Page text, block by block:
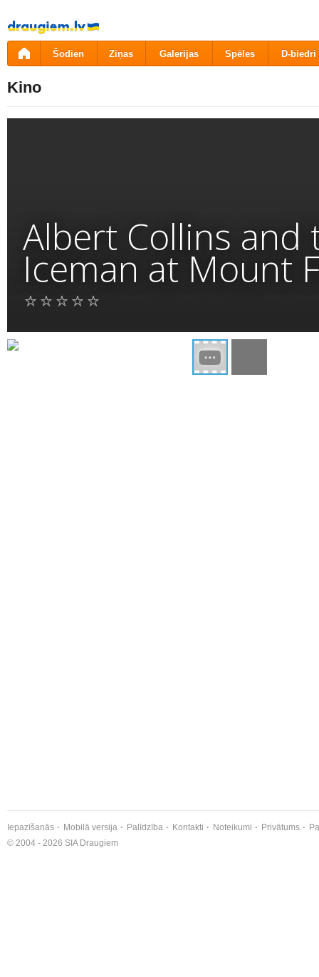
Pāriet
uz
saturu
Šodien Ziņas Galerijas Spēles D-biedri
Kino
Albert Collins and
Iceman at Mount
Iepazīšanās Mobilā versija Palīdzība Kontakti Noteikumi Privātums
© 2004 - 2026 SIA Draugiem